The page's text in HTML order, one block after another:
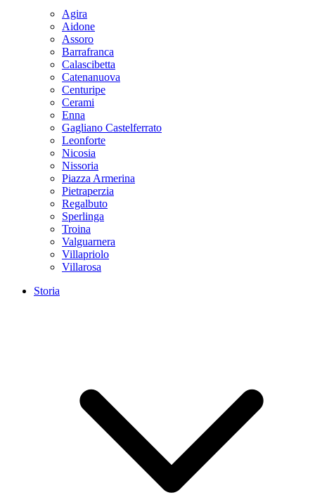
Agira
Aidone
Assoro
Barrafranca
Calascibetta
Catenanuova
Centuripe
Cerami
Enna
Gagliano Castelferrato
Leonforte
Nicosia
Nissoria
Piazza Armerina
Pietraperzia
Regalbuto
Sperlinga
Troina
Valguarnera
Villapriolo
Villarosa
Storia